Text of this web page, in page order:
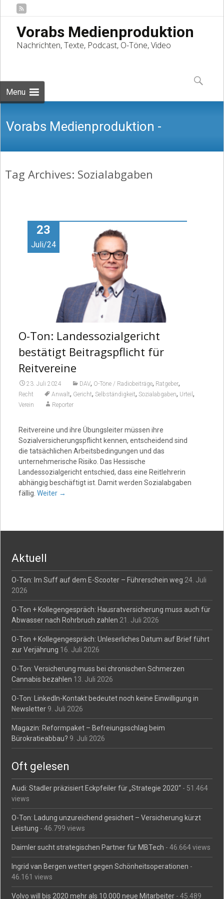
Vorabs Medienproduktion
Nachrichten, Texte, Podcast, O-Töne, Video
Menu
to
content
Suchen
nach:
Vorabs Medienproduktion -
Nachrichten, Texte, Podcast, O-Töne,
Video
Tag Archives: Sozialabgaben
23
Juli/24
O-Ton: Landessozialgericht
bestätigt Beitragspflicht für
Reitvereine
23. Juli 2024 DAV, O-Töne / Radiobeiträge, Ratgeber,
Recht Anwalt, Gericht, Selbständigkeit, Sozialabgaben, Urteil ,
Verein Reporter
Reitvereine und ihre Übungsleiter müssen ihre
Sozialversicherungspflicht kennen, entscheidend sind
die tatsächlichen Arbeitsbedingungen und das
unternehmerische Risiko. Das Hessische
Landessozialgericht entschied, dass eine Reitlehrerin
abhängig beschäftigt ist. Damit werden Sozialabgaben
fällig. Weiter →
Aktuell
O-Ton: Im Suff auf dem E-Scooter – Führerschein weg 24. Juli
2026
O-Ton + Kollegengespräch: Hausratversicherung muss auch für
Abwasser nach Rohrbruch zahlen 21. Juli 2026
O-Ton + Kollegengespräch: Unleserliches Datum auf Brief führt
zur Verjährung 16. Juli 2026
O-Ton: Versicherung muss bei chronischen Schmerzen
Cannabis bezahlen 13. Juli 2026
O-Ton: LinkedIn-Kontakt bedeutet noch keine Einwilligung in
Newsletter 9. Juli 2026
Magazin: Reformpaket – Befreiungsschlag beim
Bürokratieabbau? 9. Juli 2026
Oft gelesen
Audi: Stadler präzisiert Eckpfeiler für „Strategie 2020“ - 51.464
views
O-Ton: Ladung unzureichend gesichert – Versicherung kürzt
Leistung - 46.799 views
Daimler sucht strategischen Partner für MBTech - 46.664 views
Ingrid van Bergen wettert gegen Schönheitsoperationen -
46.161 views
Volvo will bis 2020 mehr als 10.000 neue Mitarbeiter - 45.489